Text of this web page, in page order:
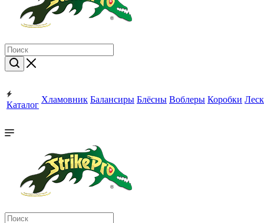
Каталог
Хламовник Балансиры Блёсны Воблеры Коробки